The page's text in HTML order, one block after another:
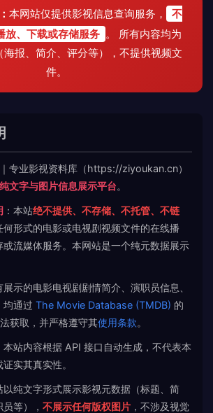
本网站仅提供影视信息查询服务，
不
放、下载或存储服务 。 所有内容均为
海报、简介、评分等），不提供视频文
件。
专业影视资料库（https://ziyoukan.cn）
文字与图片信息展示平台。
：本站绝不提供、不存储、不托管、不链
何形式的电影或电视剧视频文件的在线播
或流媒体服务。本网站是一个纯元数据展示
展示的电影电视剧剧情简介、演职员信息、
均通过 The Movie Database (TMDB) 的
获取，并严格遵守其使用条款。
本站内容根据 API 接口自动生成，不代表本
实其真实性。
以纯文字形式展示影视元数据（标题、简
等）， 不展示任何版权图片 ，不涉及视觉